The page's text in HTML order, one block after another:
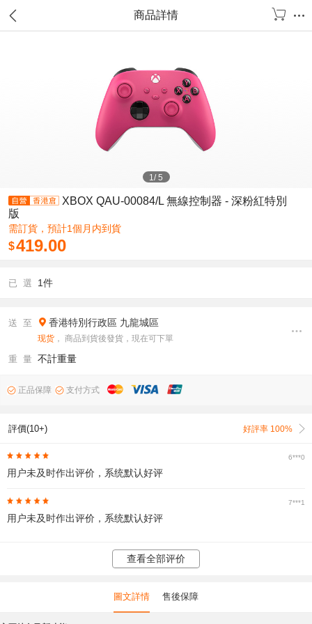
商品詳情
1/5
XBOX QAU-00084/L 無線控制器 - 深粉紅特別
版
需訂貨，預計1個月内到貨
$419.00
已 選 1件
送 至 香港特別行政區 九龍城區
现货 ， 商品到貨後發貨，現在可下單
重 量 不計重量
正品保障 支付方式
評價(10+) 好評率 100%
6***0
用户未及时作出评价，系统默认好评
7***1
用户未及时作出评价，系统默认好评
查看全部评价
圖文詳情 售後保障